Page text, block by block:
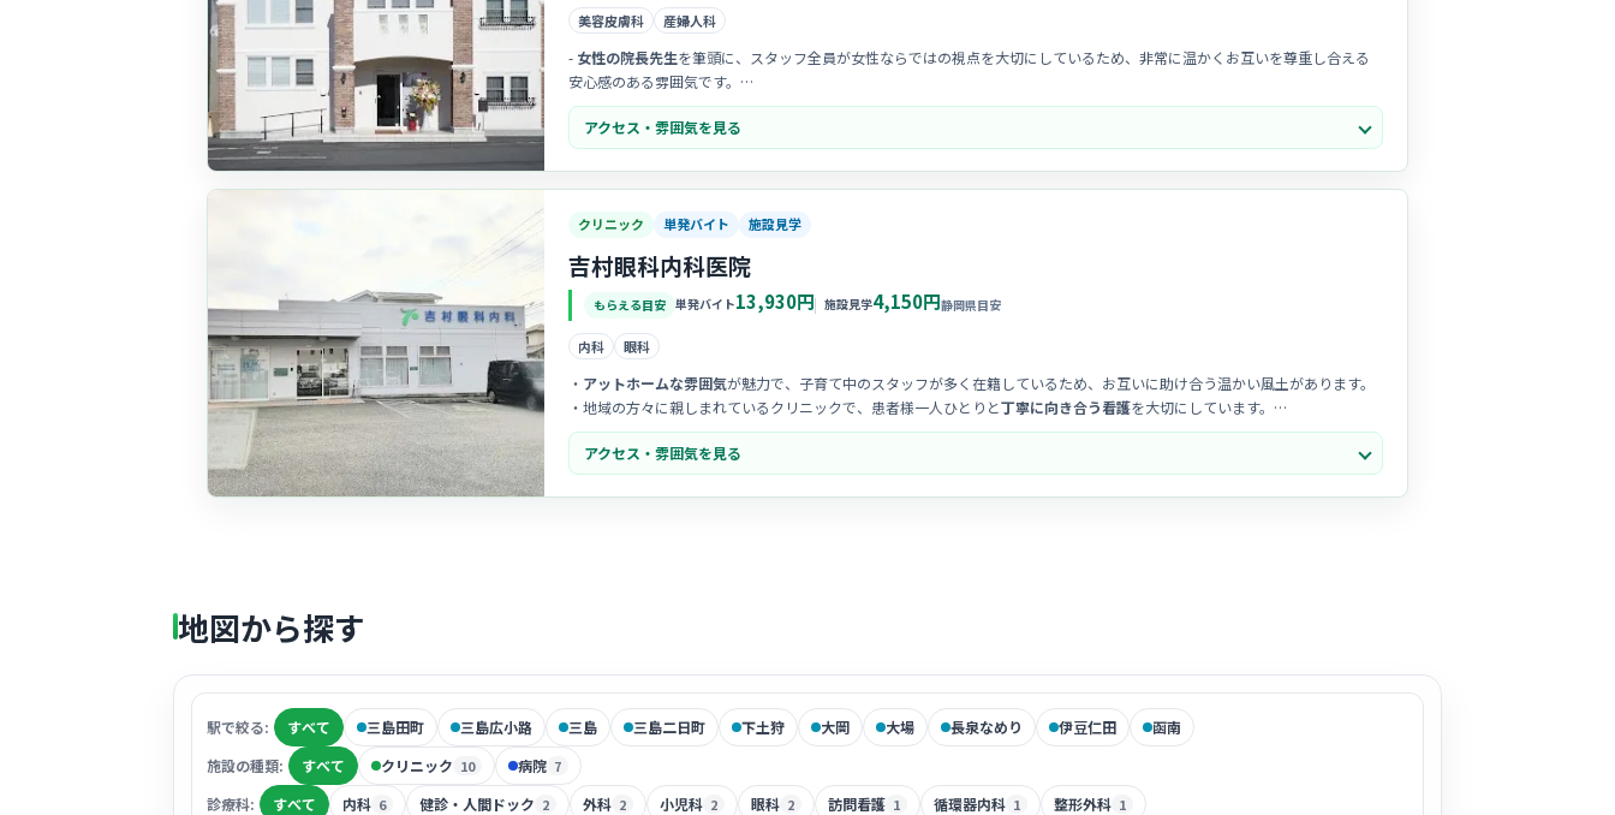
美容皮膚科 産婦人科
- 女性の院長先生を筆頭に、スタッフ全員が女性ならではの視点を大切にしているため、非常に温かくお互いを尊重し合える
安心感のある雰囲気です。
- 院内は「Beauty Studio」を併設していることもあり、清潔感に溢れたおしゃれで綺麗な空間が保たれており、美意識を高く
持って働ける環境です。
-有休消化率がほぼ100%という実績が示す通り、スタッフ同士のチームワークが良く、急な予定やブランクがある方へのフォ
ロー体制も整っています。
アクセス・雰囲気を見る
クリニック 単発バイト 施設見学
吉村眼科内科医院
もらえる目安 単発バイト13,930円 施設見学4,150円静岡県目安
内科 眼科
・ アットホームな雰囲気が魅力で、子育て中のスタッフが多く在籍しているため、お互いに助け合う温かい風土があります。
・地域の方々に親しまれているクリニックで、患者様一人ひとりと丁寧に向き合う看護を大切にしています。
・スタッフ同士のチームワークが良く、家庭や育児への理解があるため、ママさんナースも安心して長く続けられる職場で
す。アクセス・雰囲気を見る
地図から探す
駅で絞る: すべて 三島田町 三島広小路 三島 三島二日町 下土狩 大岡 大場 長泉なめり 伊豆仁田
函南
施設の種類:
すべて クリニック 10 病院 7
診療科: すべて 内科 6 健診・人間ドック 2 外科 2 小児科 2 眼科 2 訪問看護 1 循環器内科 1 整形外科 1